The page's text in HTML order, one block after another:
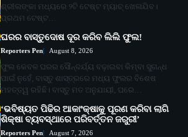
ଶ୍ରୀଲଙ୍କା ମଧ୍ୟରେ ୨ଟି ଟେଷ୍ଟ ମ୍ୟାଚ୍ ଖେଳାଯିବ।
ପ୍ରଥମ ଟେଷ୍ଟ…
ଘରର ବାସ୍ତୁଦୋଷ ଦୂର କରିବ ଲିଲି ଫୁଲ!
Reporters Pen August 8, 2026
ଫୁଲ କେବଳ ଘରର ସୌନ୍ଦର୍ଯ୍ୟ ବଢ଼ାଇବା କିମ୍ବା ସୁଗନ୍ଧ
ପାଇଁ ନୁହେଁ, ବାସ୍ତୁ ଶାସ୍ତ୍ରରେ ମଧ୍ୟ ଫୁଲର ବିଶେଷ
ମହତ୍ତ୍ୱ ରହିଛି। ବାସ୍ତୁ ମତ ଅନୁଯାୟୀ, ଘରେ…
‘ଭବିଷ୍ୟତ ପିଢିର ଆକାଂକ୍ଷାକୁ ପୂରଣ କରିବା ଲାଗି
ଶିକ୍ଷା ବ୍ୟବସ୍ଥାରେ ପରିବର୍ତ୍ତନ ଜରୁରୀ’
Reporters Pen August 7, 2026